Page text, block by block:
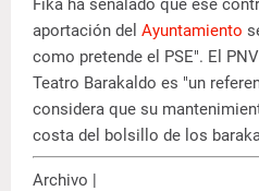
aportación del Ayuntamiento
como pretende el PSE". El
Teatro Barakaldo es "un
considera que su
costa del bolsillo de los
Archivo |